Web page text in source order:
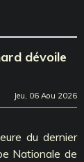
dévoile
Jeu, 06 Aou 2026
du dernier
Nationale de